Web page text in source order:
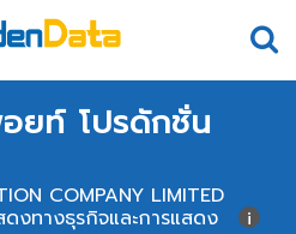
ยท์ โปรดักชั่น
COMPANY LIMITED
งทางธุรกิจและการแสดง